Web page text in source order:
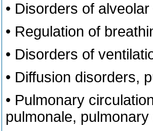
• Disorders of
• Regulation of
• Disorders of
• Diffusion disorders,
• Pulmonary
pulmonale,